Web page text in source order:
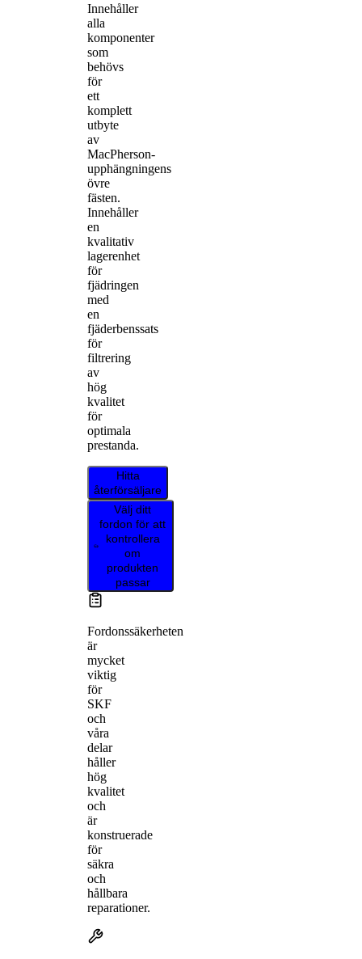
Innehåller
alla
komponenter
som
behövs
för
ett
komplett
utbyte
av
MacPherson-
upphängningens
övre
fästen.
Innehåller
en
kvalitativ
lagerenhet
för
fjädringen
med
en
fjäderbenssats
för
filtrering
av
hög
kvalitet
för
optimala
prestanda.
Hitta
återförsäljare
Välj ditt
fordon för att
kontrollera
om
produkten
passar
Fordonssäkerheten
är
mycket
viktig
för
SKF
och
våra
delar
håller
hög
kvalitet
och
är
konstruerade
för
säkra
och
hållbara
reparationer.